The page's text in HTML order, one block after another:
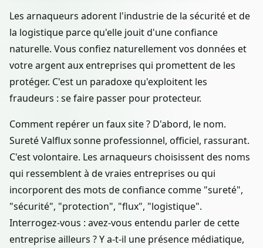
Les arnaqueurs adorent l'industrie de la sécurité et de
la logistique parce qu'elle jouit d'une confiance
naturelle. Vous confiez naturellement vos données et
votre argent aux entreprises qui promettent de les
protéger. C'est un paradoxe qu'exploitent les
fraudeurs : se faire passer pour protecteur.
Comment repérer un faux site ? D'abord, le nom.
Sureté Valflux sonne professionnel, officiel, rassurant.
C'est volontaire. Les arnaqueurs choisissent des noms
qui ressemblent à de vraies entreprises ou qui
incorporent des mots de confiance comme "sureté",
"sécurité", "protection", "flux", "logistique".
Interrogez-vous : avez-vous entendu parler de cette
entreprise ailleurs ? Y a-t-il une présence médiatique,